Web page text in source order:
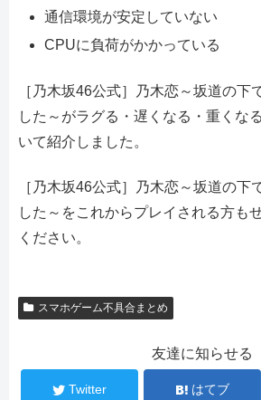
通信環境が安定していない
CPUに負荷がかかっている
［乃木坂46公式］乃木恋～坂道の下
した～がラグる・遅くなる・重くな
いて紹介しました。
［乃木坂46公式］乃木恋～坂道の下
した～をこれからプレイされる方も
ください。
スマホゲーム不具合まとめ
友達に知らせる
Twitter はてブ